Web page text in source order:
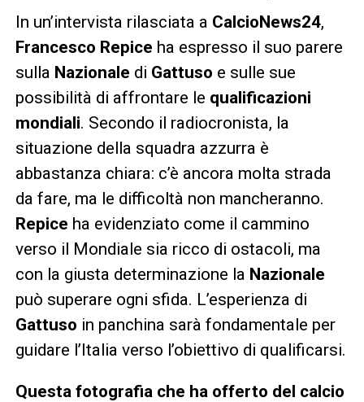
In un’intervista rilasciata a CalcioNews24,
Francesco Repice ha espresso il suo parere
sulla Nazionale di Gattuso e sulle sue
possibilità di affrontare le qualificazioni
mondiali. Secondo il radiocronista, la
situazione della squadra azzurra è
abbastanza chiara: c’è ancora molta strada
da fare, ma le difficoltà non mancheranno.
Repice ha evidenziato come il cammino
verso il Mondiale sia ricco di ostacoli, ma
con la giusta determinazione la Nazionale
può superare ogni sfida. L’esperienza di
Gattuso in panchina sarà fondamentale per
guidare l’Italia verso l’obiettivo di qualificarsi.
Questa fotografia che ha offerto del calcio